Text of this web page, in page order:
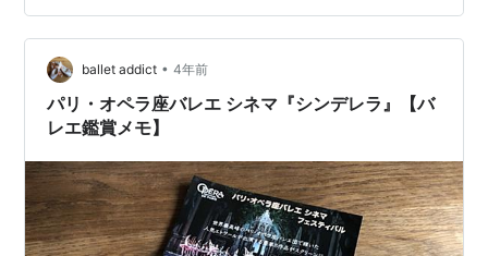
うが、すぐに2016年の映像が用意できなかったのか、結
局1週間の上演期間の前半は2019年の映像、後半は2016
年の映像が上演されたよう…
ballet addict • 4年前
パリ・オペラ座バレエ シネマ『シンデレラ』【バ
レエ鑑賞メモ】